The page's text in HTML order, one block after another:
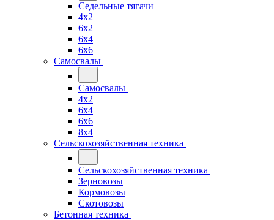
Седельные тягачи
4x2
6x2
6x4
6x6
Самосвалы
Самосвалы
4x2
6x4
6x6
8x4
Сельскохозяйственная техника
Сельскохозяйственная техника
Зерновозы
Кормовозы
Скотовозы
Бетонная техника